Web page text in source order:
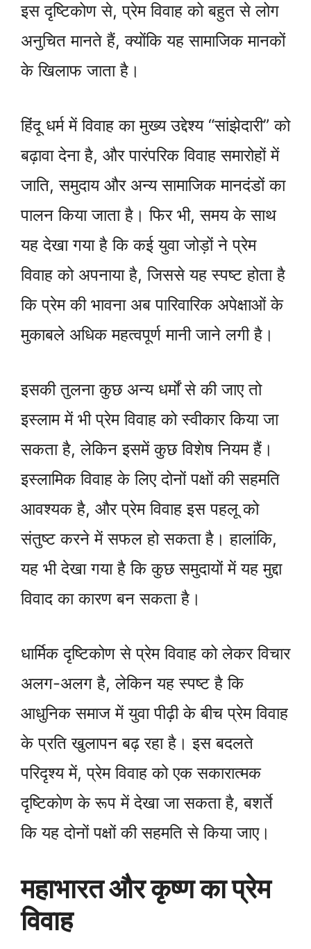
इस दृष्टिकोण से, प्रेम विवाह को बहुत से लोग
अनुचित मानते हैं, क्योंकि यह सामाजिक मानकों
के खिलाफ जाता है।
हिंदू धर्म में विवाह का मुख्य उद्देश्य “सांझेदारी” को
बढ़ावा देना है, और पारंपरिक विवाह समारोहों में
जाति, समुदाय और अन्य सामाजिक मानदंडों का
पालन किया जाता है। फिर भी, समय के साथ
यह देखा गया है कि कई युवा जोड़ों ने प्रेम
विवाह को अपनाया है, जिससे यह स्पष्ट होता है
कि प्रेम की भावना अब पारिवारिक अपेक्षाओं के
मुकाबले अधिक महत्वपूर्ण मानी जाने लगी है।
इसकी तुलना कुछ अन्य धर्मों से की जाए तो
इस्लाम में भी प्रेम विवाह को स्वीकार किया जा
सकता है, लेकिन इसमें कुछ विशेष नियम हैं।
इस्लामिक विवाह के लिए दोनों पक्षों की सहमति
आवश्यक है, और प्रेम विवाह इस पहलू को
संतुष्ट करने में सफल हो सकता है। हालांकि,
यह भी देखा गया है कि कुछ समुदायों में यह मुद्दा
विवाद का कारण बन सकता है।
धार्मिक दृष्टिकोण से प्रेम विवाह को लेकर विचार
अलग-अलग है, लेकिन यह स्पष्ट है कि
आधुनिक समाज में युवा पीढ़ी के बीच प्रेम विवाह
के प्रति खुलापन बढ़ रहा है। इस बदलते
परिदृश्य में, प्रेम विवाह को एक सकारात्मक
दृष्टिकोण के रूप में देखा जा सकता है, बशर्ते
कि यह दोनों पक्षों की सहमति से किया जाए।
महाभारत और कृष्ण का प्रेम
विवाह